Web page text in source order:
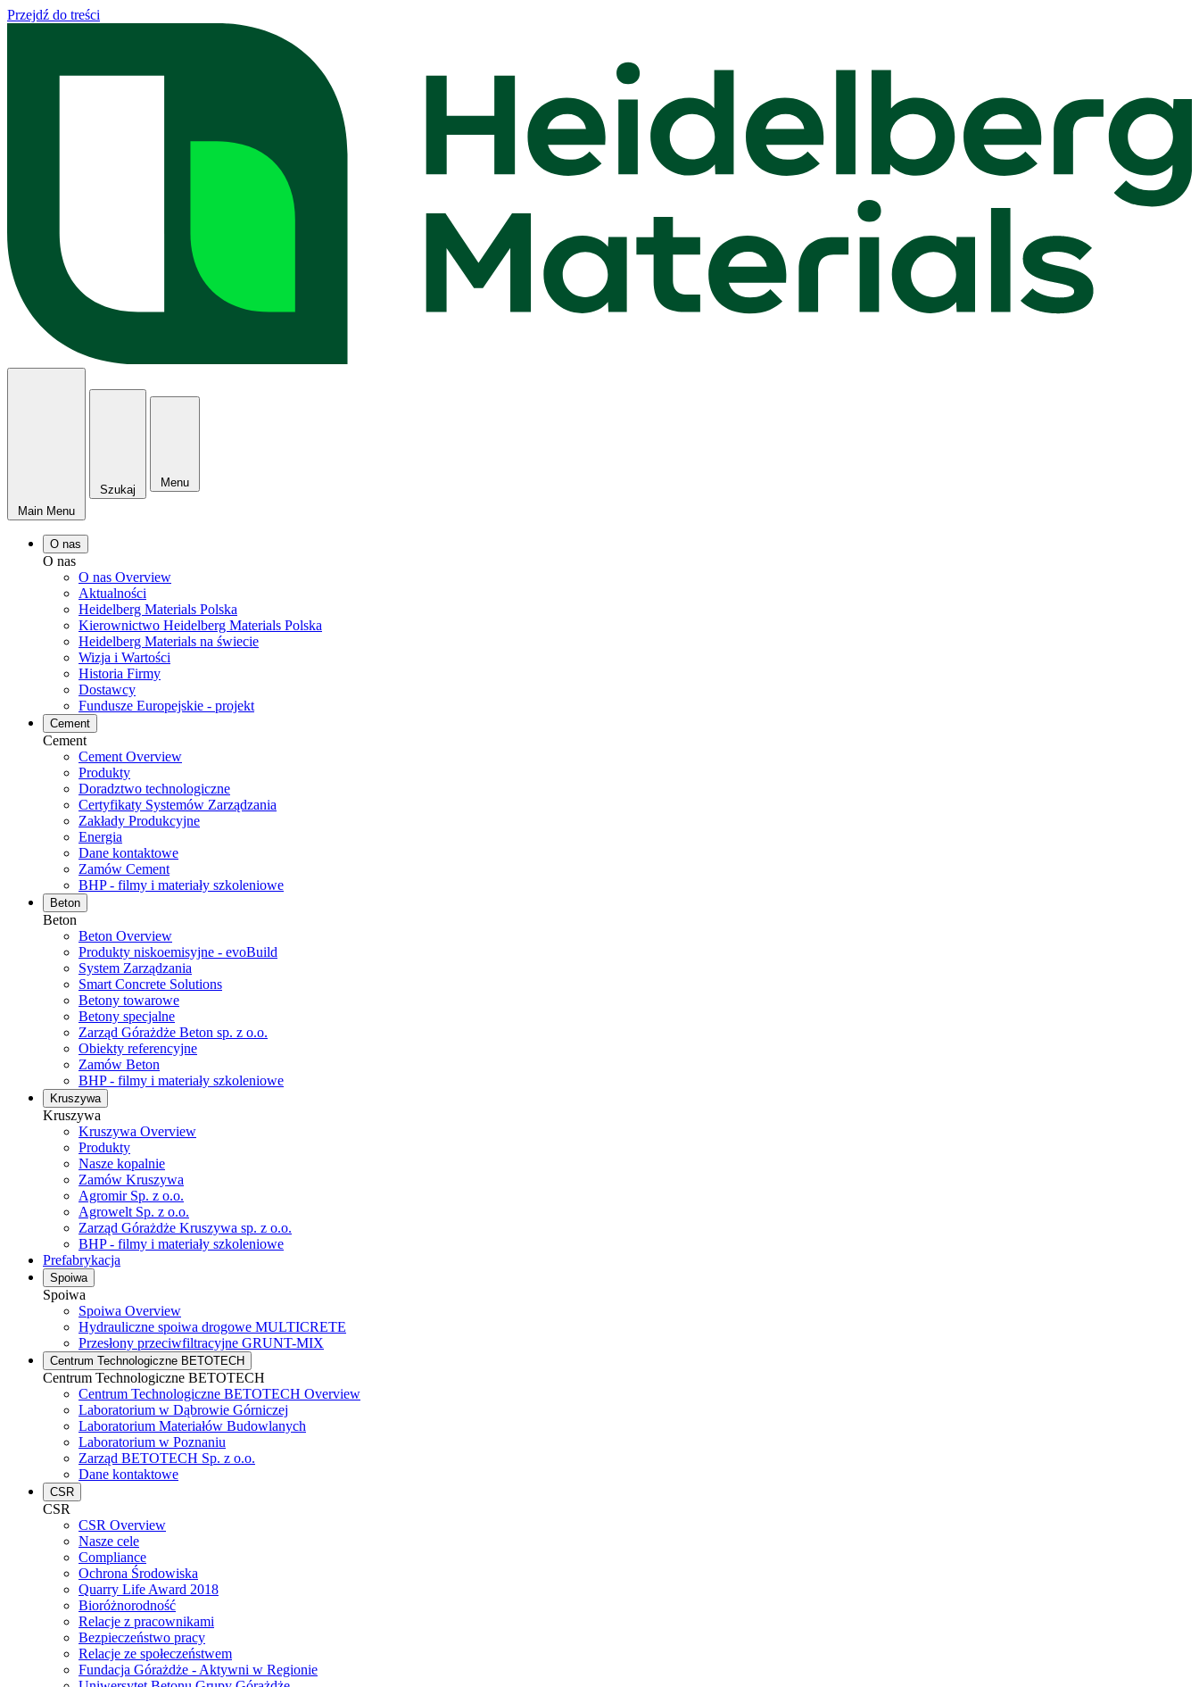
Przejdź do treści
Main Menu
Szukaj
Menu
O nas
O nas
O nas Overview
Aktualności
Heidelberg Materials Polska
Kierownictwo Heidelberg Materials Polska
Heidelberg Materials na świecie
Wizja i Wartości
Historia Firmy
Dostawcy
Fundusze Europejskie - projekt
Cement
Cement
Cement Overview
Produkty
Doradztwo technologiczne
Certyfikaty Systemów Zarządzania
Zakłady Produkcyjne
Energia
Dane kontaktowe
Zamów Cement
BHP - filmy i materiały szkoleniowe
Beton
Beton
Beton Overview
Produkty niskoemisyjne - evoBuild
System Zarządzania
Smart Concrete Solutions
Betony towarowe
Betony specjalne
Zarząd Górażdże Beton sp. z o.o.
Obiekty referencyjne
Zamów Beton
BHP - filmy i materiały szkoleniowe
Kruszywa
Kruszywa
Kruszywa Overview
Produkty
Nasze kopalnie
Zamów Kruszywa
Agromir Sp. z o.o.
Agrowelt Sp. z o.o.
Zarząd Górażdże Kruszywa sp. z o.o.
BHP - filmy i materiały szkoleniowe
Prefabrykacja
Spoiwa
Spoiwa
Spoiwa Overview
Hydrauliczne spoiwa drogowe MULTICRETE
Przesłony przeciwfiltracyjne GRUNT-MIX
Centrum Technologiczne BETOTECH
Centrum Technologiczne BETOTECH
Centrum Technologiczne BETOTECH Overview
Laboratorium w Dąbrowie Górniczej
Laboratorium Materiałów Budowlanych
Laboratorium w Poznaniu
Zarząd BETOTECH Sp. z o.o.
Dane kontaktowe
CSR
CSR
CSR Overview
Nasze cele
Compliance
Ochrona Środowiska
Quarry Life Award 2018
Bioróżnorodność
Relacje z pracownikami
Bezpieczeństwo pracy
Relacje ze społeczeństwem
Fundacja Górażdże - Aktywni w Regionie